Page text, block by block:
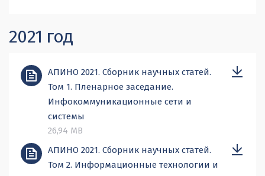
2021 год
АПИНО 2021. Сборник научных статей.
Том 1. Пленарное заседание.
Инфокоммуникационные сети и
системы
26,94 MB
АПИНО 2021. Сборник научных статей.
Том 2. Информационные технологии и